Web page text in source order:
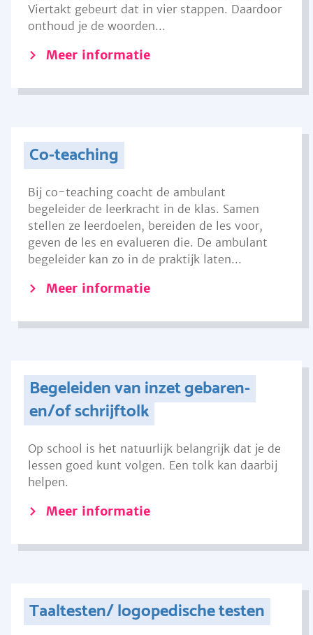
Viertakt gebeurt dat in vier stappen. Daardoor
onthoud je de woorden...
Meer informatie
Co-teaching
Bij co-teaching coacht de ambulant
begeleider de leerkracht in de klas. Samen
stellen ze leerdoelen, bereiden de les voor,
geven de les en evalueren die. De ambulant
begeleider kan zo in de praktijk laten...
Meer informatie
Begeleiden van inzet gebaren-
en/of schrijftolk
Op school is het natuurlijk belangrijk dat je de
lessen goed kunt volgen. Een tolk kan daarbij
helpen.
Meer informatie
Taaltesten/ logopedische testen